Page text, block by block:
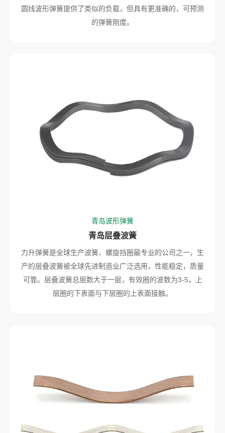
圆线波形弹簧提供了类似的负载，但具有更准确的，可预测
的弹簧刚度。
青岛波形弹簧
青岛层叠波簧
力升弹簧是全球生产波簧、螺旋挡圈最专业的公司之一，生
产的层叠波簧被全球先进制造业广泛选用，性能稳定，质量
可靠。层叠波簧总层数大于一层，有效圈的波数为3-5，上
层圈的下表面与下层圈的上表面接触。